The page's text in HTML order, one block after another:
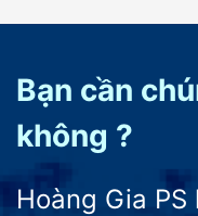
Bạn cần
không ?
Hoàng Gia